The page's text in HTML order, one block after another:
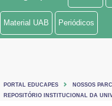
Ministério de Minas e Energia
Ministério do Turismo
Material UAB Periódicos
PORTAL EDUCAPES
NOSSOS
REPOSITÓRIO INSTITUCIONAL DA